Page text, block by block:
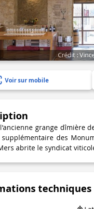
Crédit :
Voir sur mobile
grange dîmière
des
abrite le syndicat
techniques